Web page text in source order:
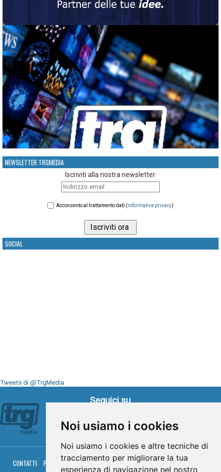
Noi usiamo i cookies
Noi usiamo i cookies e altre tecniche di
tracciamento per migliorare la tua
esperienza di navigazione nel nostro
NEWSLETTER TRGMEDIA
Iscriviti alla nostra newsletter
Acconsento al trattamento dati (informativa privacy)
SOCIAL
Tweets di @TrgMedia
Seguici su
CONTATTI PRIVACY COOKIES PALINSESTO DIRETTA TV
DIRETTA RADIO